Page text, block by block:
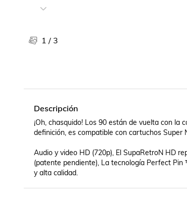
Súpermercado
1 / 3
Descripción
¡Oh, chasquido! Los 90 están de vuelta con
definición, es compatible con cartuchos
Audio y video HD (720p), El SupaRetroN HD
(patente pendiente), La tecnología Perfect
y alta calidad.